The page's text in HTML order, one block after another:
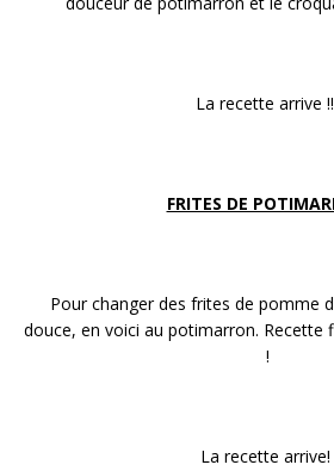
La recette arrive !!
FRITES DE
Pour changer des frites de pomme
douce, en voici au potimarron. Recette
!
La recette arrive!